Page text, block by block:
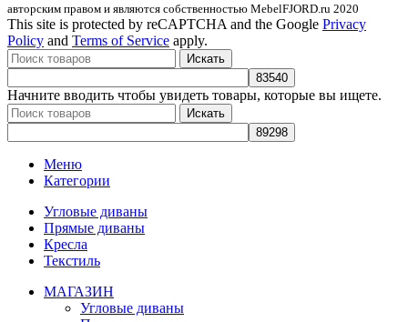
авторским правом и являются собственностью MebelFJORD.ru 2020
This site is protected by reCAPTCHA and the Google Privacy
Policy and Terms of Service apply.
Искать
Начните вводить чтобы увидеть товары, которые вы ищете.
Искать
Меню
Категории
Угловые диваны
Прямые диваны
Кресла
Текстиль
МАГАЗИН
Угловые диваны